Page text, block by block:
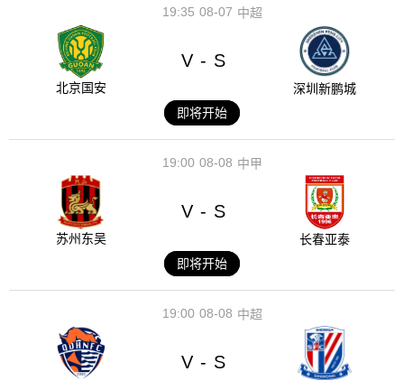
08-07
19:35 中超
北京国安
V - S
深圳新鹏城
即将开始
08-08
19:00 中甲
苏州东吴
V - S
长春亚泰
即将开始
08-08
19:00 中超
V - S